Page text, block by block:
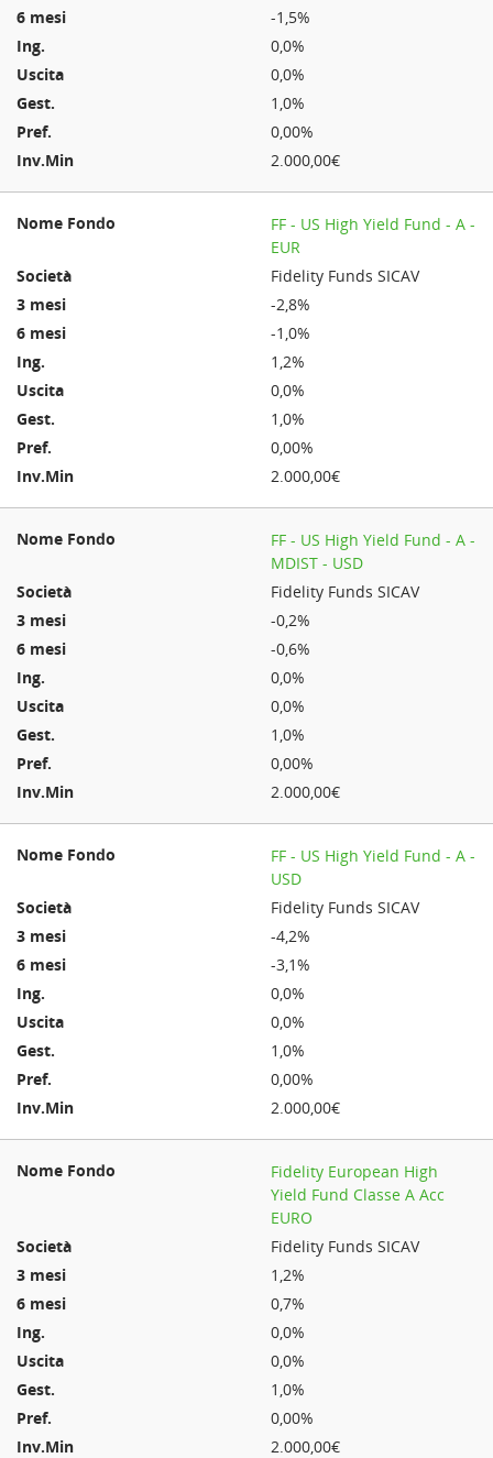
-1,5%
0,0%
0,0%
1,0%
0,00%
2.000,00€
FF - US High Yield Fund - A -
EUR
Fidelity Funds SICAV
-2,8%
-1,0%
1,2%
0,0%
1,0%
0,00%
2.000,00€
FF - US High Yield Fund - A -
MDIST - USD
Fidelity Funds SICAV
-0,2%
-0,6%
0,0%
0,0%
1,0%
0,00%
2.000,00€
FF - US High Yield Fund - A -
USD
Fidelity Funds SICAV
-4,2%
-3,1%
0,0%
0,0%
1,0%
0,00%
2.000,00€
Fidelity European High
Yield Fund Classe A Acc
EURO
Fidelity Funds SICAV
1,2%
0,7%
0,0%
0,0%
1,0%
0,00%
2.000,00€